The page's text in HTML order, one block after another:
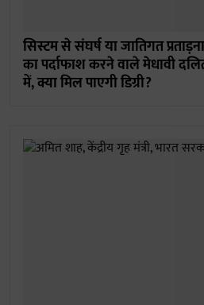
सिस्टम से संघर्ष या जातिगत
का पर्दाफाश करने वाले मेधावी
में, क्या मिल पाएगी डिग्री?